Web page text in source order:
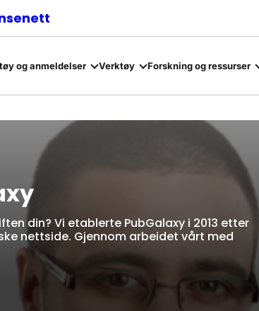
og anmeldelser Verktøy Forskning og ressurser
din? Vi etablerte PubGalaxy i 2013 etter
nettside. Gjennom arbeidet vårt med